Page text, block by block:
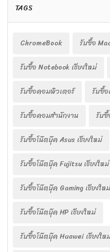
TAGS
ChromeBook
รับซื้อ
รับซื้อ Notebook เชียงใหม่
รับซื้อคอมพิวเตอร์
รับซื้
รับซื้อคอมสำนักงาน
รับ
รับซื้อโน๊ตบุ๊ค Asus เชียงใหม่
รับซื้อโน๊ตบุ๊ค Fujitsu เชียงใหม่
รับซื้อโน๊ตบุ๊ค Gaming เชียงใหม่
รับซื้อโน๊ตบุ๊ค HP เชียงใหม่
รับซื้อโน๊ตบุ๊ค Huawei เชียงให